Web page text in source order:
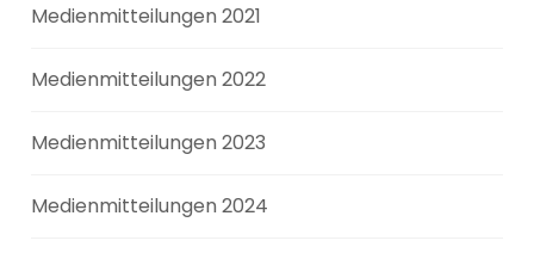
Medienmitteilungen 2021
Medienmitteilungen 2022
Medienmitteilungen 2023
Medienmitteilungen 2024